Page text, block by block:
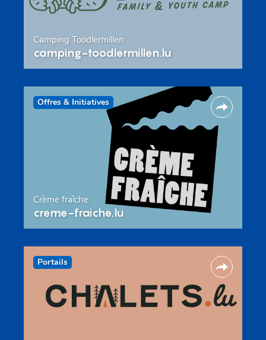
Camping Toodlermillen
camping-toodlermillen.lu
Offres & Initiatives
Crème fraîche
creme-fraiche.lu
Portails